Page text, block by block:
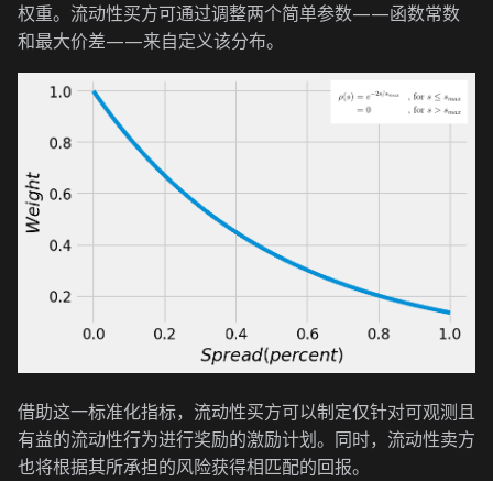
权重。流动性买方可通过调整两个简单参数——函数常数
和最大价差——来自定义该分布。
借助这一标准化指标，流动性买方可以制定仅针对可观测且
有益的流动性行为进行奖励的激励计划。同时，流动性卖方
也将根据其所承担的风险获得相匹配的回报。